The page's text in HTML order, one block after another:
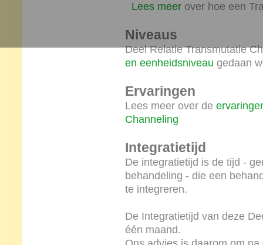
Lees meerover hoe een
Niveaus
Deel Relatie Transmutatie
en eenheidsniveau gedaan
Ervaringen
Lees meer over de
Channeling
Integratietijd
De integratietijd is de tijd -
behandeling - die een
te integreren.
De Integratietijd van deze
één maand.